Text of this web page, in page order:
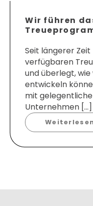
Wir führen
Seit längerer
verfügbaren
und überlegt,
entwickeln
mit
Unternehmen […]